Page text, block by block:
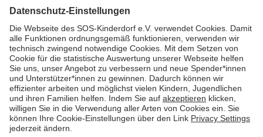
Hauswirtschafterin / Köchin (m/w/d) als
Ausbilderin (m/w/d) im Bereich
Nahrungszubereitung
in Vollzeit (38,5 Std./Wo.), SOS-Kinderdorf
Saarbrücken, Saarbrücken
Hauswirtschaftskraft (m/w/d)